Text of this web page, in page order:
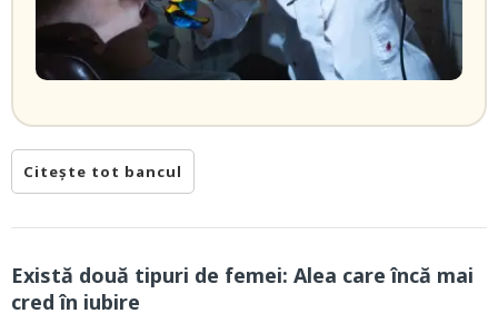
Citește tot bancul
Există două tipuri de femei: Alea care încă mai
cred în iubire